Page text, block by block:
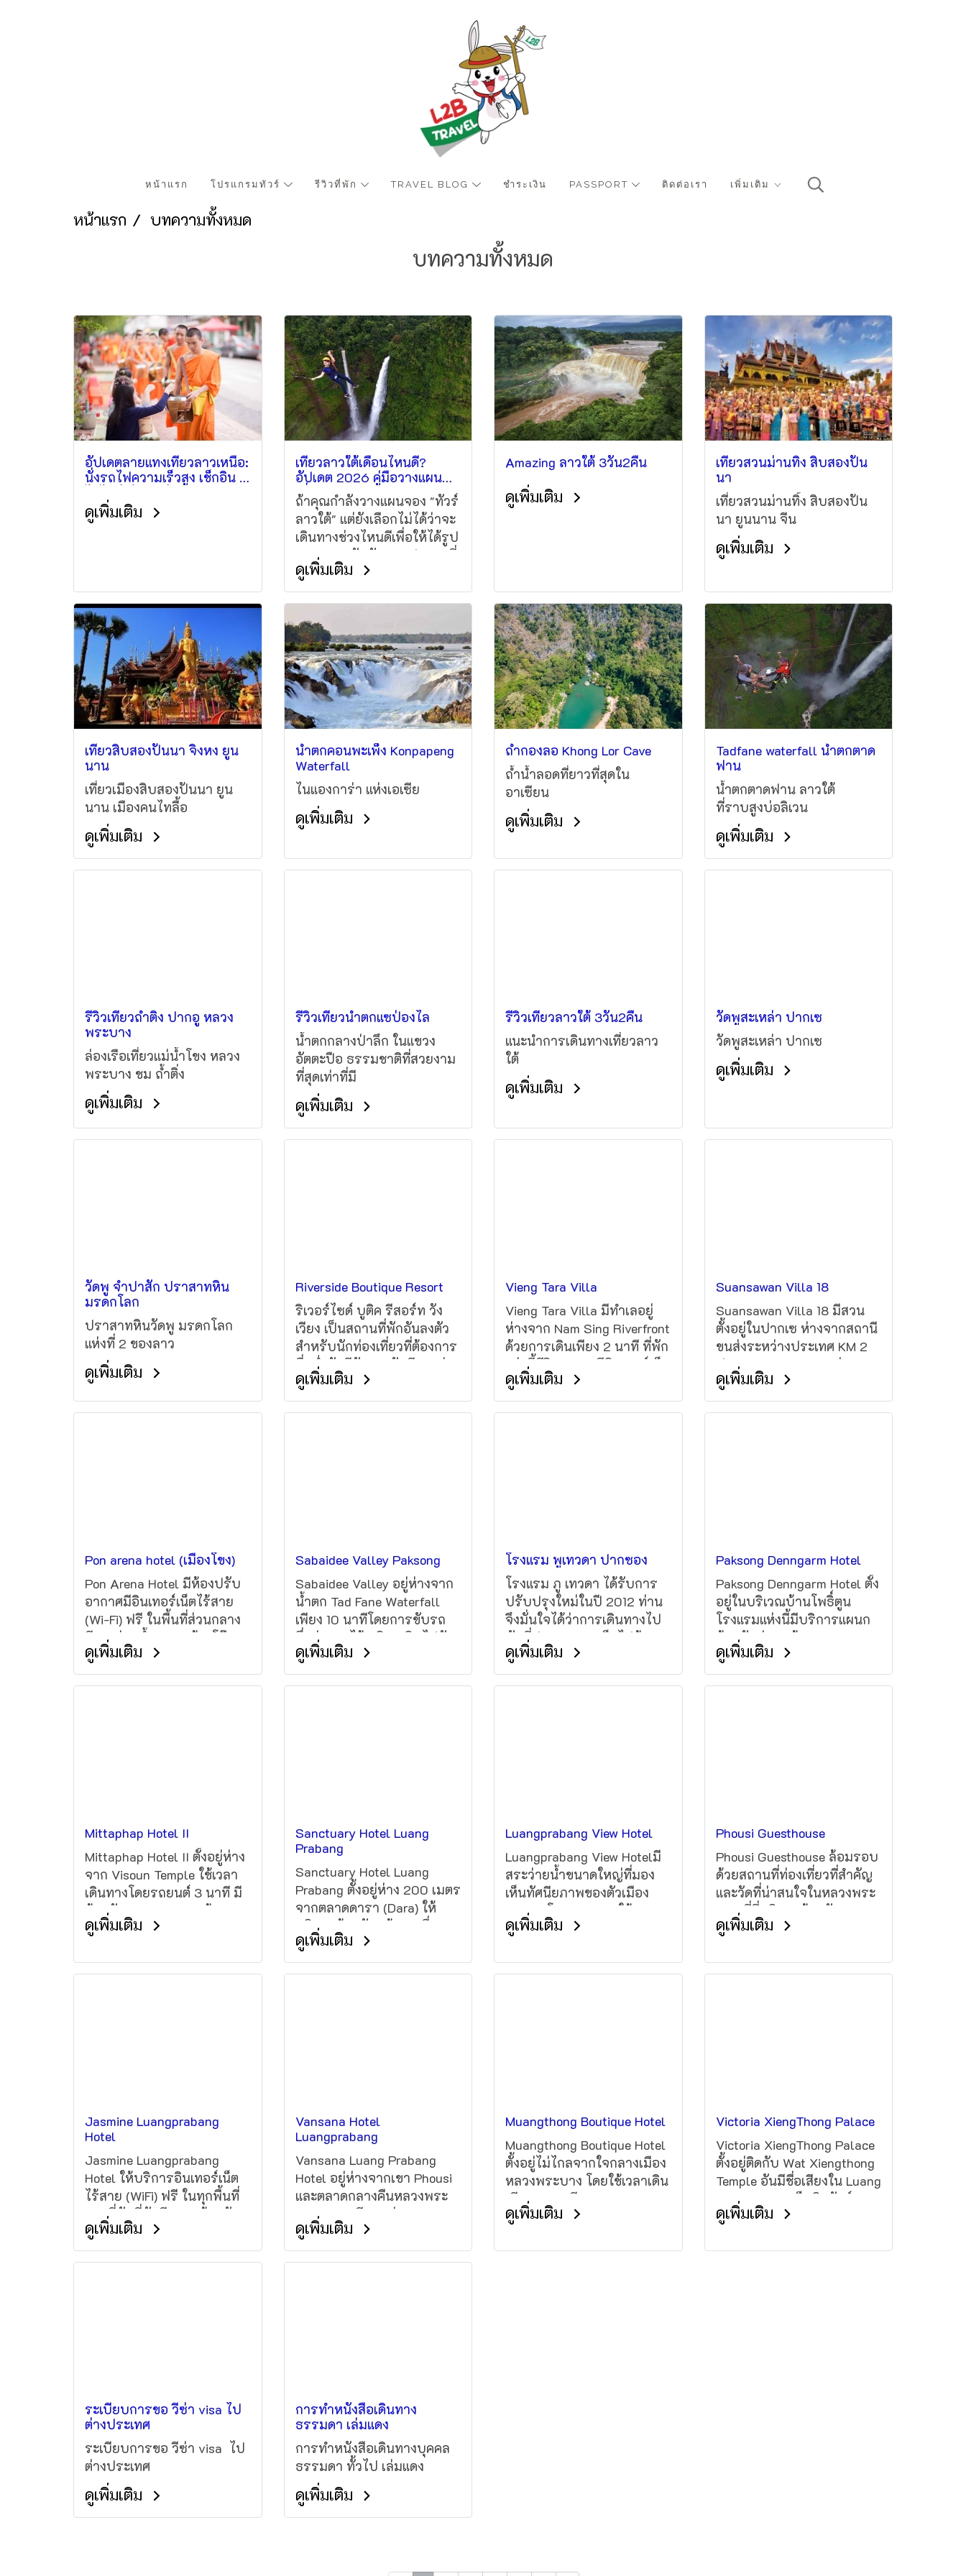
หน้าแรก โปรแกรมทัวร์ รีวิวที่พัก TRAVEL BLOG ชำระเงิน PASSPORT ติดต่อเรา เพิ่มเติม
หน้าแรก บทความทั้งหมด
บทความทั้งหมด
อัปเดตลายแทงเที่ยวลาวเหนือ:
นั่งรถไฟความเร็วสูง เช็กอิน 3
ยุคใหม่
ดูเพิ่มเติม
เที่ยวลาวใต้เดือนไหนดี?
อัปเดต 2026 คู่มือวางแผน
เที่ยวตาดฟาน ตาดเยือง
ปราสาทหินวัดพู
ถ้าคุณกำลังวางแผนจอง "ทัวร์
ลาวใต้" แต่ยังเลือกไม่ได้ว่าจะ
เดินทางช่วงไหนดีเพื่อให้ได้รูป
สวยๆ และสัมผัสบรรปากาศที่
ดีที่สุด วันนี้ L2B Travel จะมา
ถอดรหัสฤดูกาลท่องเที่ยวของ
สปป.ลาว ตอนใต้ เมืองปากเซ
และปากซอง ดินแดนที่ขึ้นชื่อ
ว่าเป็น "สวรรค์แห่งสายน้ำตก
และขุนเขา" ให้สายเที่ยวได้
เตรียมตัวล่วงหน้ากันครับ
ดูเพิ่มเติม
Amazing ลาวใต้ 3วัน2คืน
ดูเพิ่มเติม
เที่ยวสวนม่านทิ่ง สิบสองปัน
นา
เที่ยวสวนม่านทิ้ง สิบสองปัน
นา ยูนนาน จีน
ดูเพิ่มเติม
เที่ยวสิบสองปันนา จิ่งหง ยูน
นาน
เที่ยวเมืองสิบสองปันนา ยูน
นาน เมืองคนไทลื้อ
ดูเพิ่มเติม
น้ำตกคอนพะเพ็ง Konpapeng
Waterfall
ไนแองการ่า แห่งเอเซีย
ดูเพิ่มเติม
ถ้ำกองลอ Khong Lor Cave
ถ้ำน้ำลอดที่ยาวที่สุดใน
อาเซียน
ดูเพิ่มเติม
Tadfane waterfall น้ำตกตาด
ฟาน
น้ำตกตาดฟาน ลาวใต้
ที่ราบสูงบ่อลิเวน
ดูเพิ่มเติม
รีวิวเที่ยวถ้ำติ่ง ปากอู หลวง
พระบาง
ล่องเรือเที่ยวแม่น้ำโขง หลวง
พระบาง ชม ถ้ำติ่ง
ดูเพิ่มเติม
รีวิวเที่ยวน้ำตกแซป่องไล
น้ำตกกลางป่าลึก ในแขวง
อัตตะปือ ธรรมชาติที่สวยงาม
ที่สุดเท่าที่มี
ดูเพิ่มเติม
รีวิวเที่ยวลาวใต้ 3วัน2คืน
แนะนำการเดินทางเที่ยวลาว
ใต้
ดูเพิ่มเติม
วัดพูสะเหล่า ปากเซ
วัดพูสะเหล่า ปากเซ
ดูเพิ่มเติม
วัดพู จำปาสัก ปราสาทหิน
มรดกโลก
ปราสาทหินวัดพู มรดกโลก
แห่งที่ 2 ของลาว
ดูเพิ่มเติม
Riverside Boutique Resort
ริเวอร์ไซด์ บูติค รีสอร์ท วัง
เวียง เป็นสถานที่พักอันลงตัว
สำหรับนักท่องเที่ยวที่ต้องการ
ดื่มด่ำกับสีสันของวังเวียงอย่าง
เต็มที่ ใจกลางเมืองอยู่ห่างจาก
ที่พักไปเพียง 5 Km และเดิน
ทางไปถึงสนามบินได้ภายใน
ดูเพิ่มเติม
Vieng Tara Villa
Vieng Tara Villa มีทำเลอยู่
ห่างจาก Nam Sing Riverfront
ด้วยการเดินเพียง 2 นาที ที่พัก
แห่งนี้มีวิลลาและมีอินเทอร์เน็ต
ไร้สาย (Wi-Fi) ฟรี วังเวียง
ดูเพิ่มเติม
Suansawan Villa 18
Suansawan Villa 18 มีสวน
ตั้งอยู่ในปากเซ ห่างจากสถานี
ขนส่งระหว่างประเทศ KM 2
ประมาณ 1.9 กม. และห่างจาก
Champasak Stadium 2.7 กม.
ที่พักมีอินเทอร์เน็ตไร้สาย
(WiFi) ฟรี และสามารถมอง
ดูเพิ่มเติม
Pon arena hotel (เมืองโขง)
Pon Arena Hotel มีห้องปรับ
อากาศมีอินเทอร์เน็ตไร้สาย
(Wi-Fi) ฟรี ในพื้นที่ส่วนกลาง
มีสระว่ายน้ำกลางแจ้ง, โต๊ะ
บริการทัวร์และบริการรถรับ
ส่ง มีพื้นที่จอดรถส่วนกลางฟรี
ในสถานที่ โรงแรมตั้งอยู่ห่าง
ดูเพิ่มเติม
Sabaidee Valley Paksong
Sabaidee Valley อยู่ห่างจาก
น้ำตก Tad Fane Waterfall
เพียง 10 นาทีโดยการขับรถ
ซึ่งท่านจะได้เพลิดเพลินไปกับ
ธรรมชาติโดยรอบที่ Bolaven
Plateau โรงแรมแห่งนี้มีห้อง
อาหาร ร้านกาแฟ และให้
ดูเพิ่มเติม
โรงแรม พูเทวดา ปากซอง
โรงแรม ภู เทวดา ได้รับการ
ปรับปรุงใหม่ในปี 2012 ท่าน
จึงมั่นใจได้ว่าการเดินทางไป
พักที่ปากซอง จะเต็มไปด้วย
ความรื่นรมย์ ไม่ว่าจะเพื่อ
ธุรกิจหรือเพื่อท่องเที่ยว ที่พัก
ตั้งอยู่ห่างจากใจกลางเมือง
นิยมต่างๆ ของเมืองได้โดยง่าย
ดูเพิ่มเติม
Paksong Denngarm Hotel
Paksong Denngarm Hotel ตั้ง
อยู่ในบริเวณบ้านโพธิ์ตูน
โรงแรมแห่งนี้มีบริการแผนก
ต้อนรับส่วนหน้าตลอด 24
ชั่วโมงและยังมีร้านอาหาร
โรงแรมมีสวนและสนามเด็ก
เล่น ที่โรงแรมห้องพักมีเฉลียง
ดูเพิ่มเติม
Mittaphap Hotel II
Mittaphap Hotel II ตั้งอยู่ห่าง
จาก Visoun Temple ใช้เวลา
เดินทางโดยรถยนต์ 3 นาที มี
ห้องพักสะดวกสบายพร้อม
เครื่องปรับอากาศและ
ดูเพิ่มเติม
Sanctuary Hotel Luang
Prabang
Sanctuary Hotel Luang
Prabang ตั้งอยู่ห่าง 200 เมตร
จากตลาดดารา (Dara) ให้
บริการห้องพักพร้อมเครื่อง
ปรับอากาศ อินเทอร์เน็ตไร้
สาย (Wi-Fi) ฟรี
ดูเพิ่มเติม
Luangprabang View Hotel
Luangprabang View Hotelมี
สระว่ายน้ำขนาดใหญ่ที่มอง
เห็นทัศนียภาพของตัวเมือง
แบบพาโนรามา และให้
บริการอินเทอร์เน็ตไร้สาย
รีสอร์ทLuangprabang View
ดูเพิ่มเติม
Phousi Guesthouse
Phousi Guesthouse ล้อมรอบ
ด้วยสถานที่ท่องเที่ยวที่สำคัญ
และวัดที่น่าสนใจในหลวงพระ
บาง ที่นี่บริการห้องพักสะดวก
สบายพร้อมห้องน้ำในตัว มี
และบริการอินเทอร์เน็ตไร้สาย
ดูเพิ่มเติม
Jasmine Luangprabang
Hotel
Jasmine Luangprabang
Hotel ให้บริการอินเทอร์เน็ต
ไร้สาย (WiFi) ฟรี ในทุกพื้นที่
ของที่พักที่พักมีแผนกต้อนรับ
เปิดทำการตลอด 24 ชั่วโมง
ดูเพิ่มเติม
Vansana Hotel
Luangprabang
Vansana Luang Prabang
Hotel อยู่ห่างจากเขา Phousi
และตลาดกลางคืนหลวงพระ
บาง 10 นาที และห่างจาก
Luang Prabang International
Airport 20 นาทีหากเดินทาง
โดยรถยนต์ ภายในมีสระว่าย
ดูเพิ่มเติม
Muangthong Boutique Hotel
Muangthong Boutique Hotel
ตั้งอยู่ไม่ไกลจากใจกลางเมือง
หลวงพระบาง โดยใช้เวลาเดิน
เพียง 10 นาทีจาก Mount
Phousi และ Royal Palace
ที่จอดรถฟรี และมีสระว่ายน้ำ
ดูเพิ่มเติม
Victoria XiengThong Palace
Victoria XiengThong Palace
ตั้งอยู่ติดกับ Wat Xiengthong
Temple อันมีชื่อเสียงใน Luang
Prabang มองเห็นทิวทัศน์
Mekong River โรงแรมอัน
เช่น ทรีทเมนท์สปาเพื่อการ
ดูเพิ่มเติม
ระเบียบการขอ วีซ่า visa ไป
ต่างประเทศ
ระเบียบการขอ วีซ่า visa ไป
ต่างประเทศ
ดูเพิ่มเติม
การทำหนังสือเดินทาง
ธรรมดา เล่มแดง
การทำหนังสือเดินทางบุคคล
ธรรมดา ทั้วไป เล่มแดง
ดูเพิ่มเติม